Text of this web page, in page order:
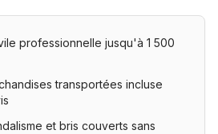
professionnelle jusqu'à 1 500
transportées incluse
et bris couverts sans